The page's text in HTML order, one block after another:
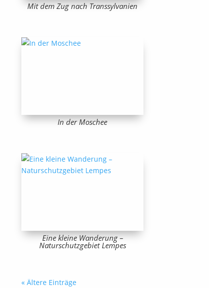
Mit dem Zug nach Transsylvanien
In der Moschee
Eine kleine Wanderung –
Naturschutzgebiet Lempes
« Ältere Einträge